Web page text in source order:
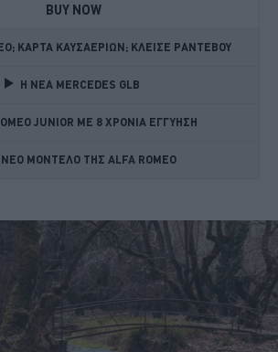
BUY NOW
ΚΑΡΤΑ ΚΑΥΣΑΕΡΙΩΝ; ΚΛΕΙΣΕ ΡΑΝΤΕΒΟΥ
Η ΝΕΑ MERCEDES GLB
JUNIOR ME 8 ΧΡΟΝΙΑ ΕΓΓΥΗΣΗ
NEO MONTΕΛΟ ΤΗΣ ALFA ROMEO